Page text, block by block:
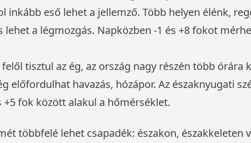
inkább eső lehet a jellemző. Több helyen élénk,
lehet a légmozgás. Napközben -1 és +8 fokot
tisztul az ég, az ország nagy részén több órára
előfordulhat havazás, hózápor. Az északnyugati
+5 fok között alakul a hőmérséklet.
többfelé lehet csapadék: északon, északkeleten